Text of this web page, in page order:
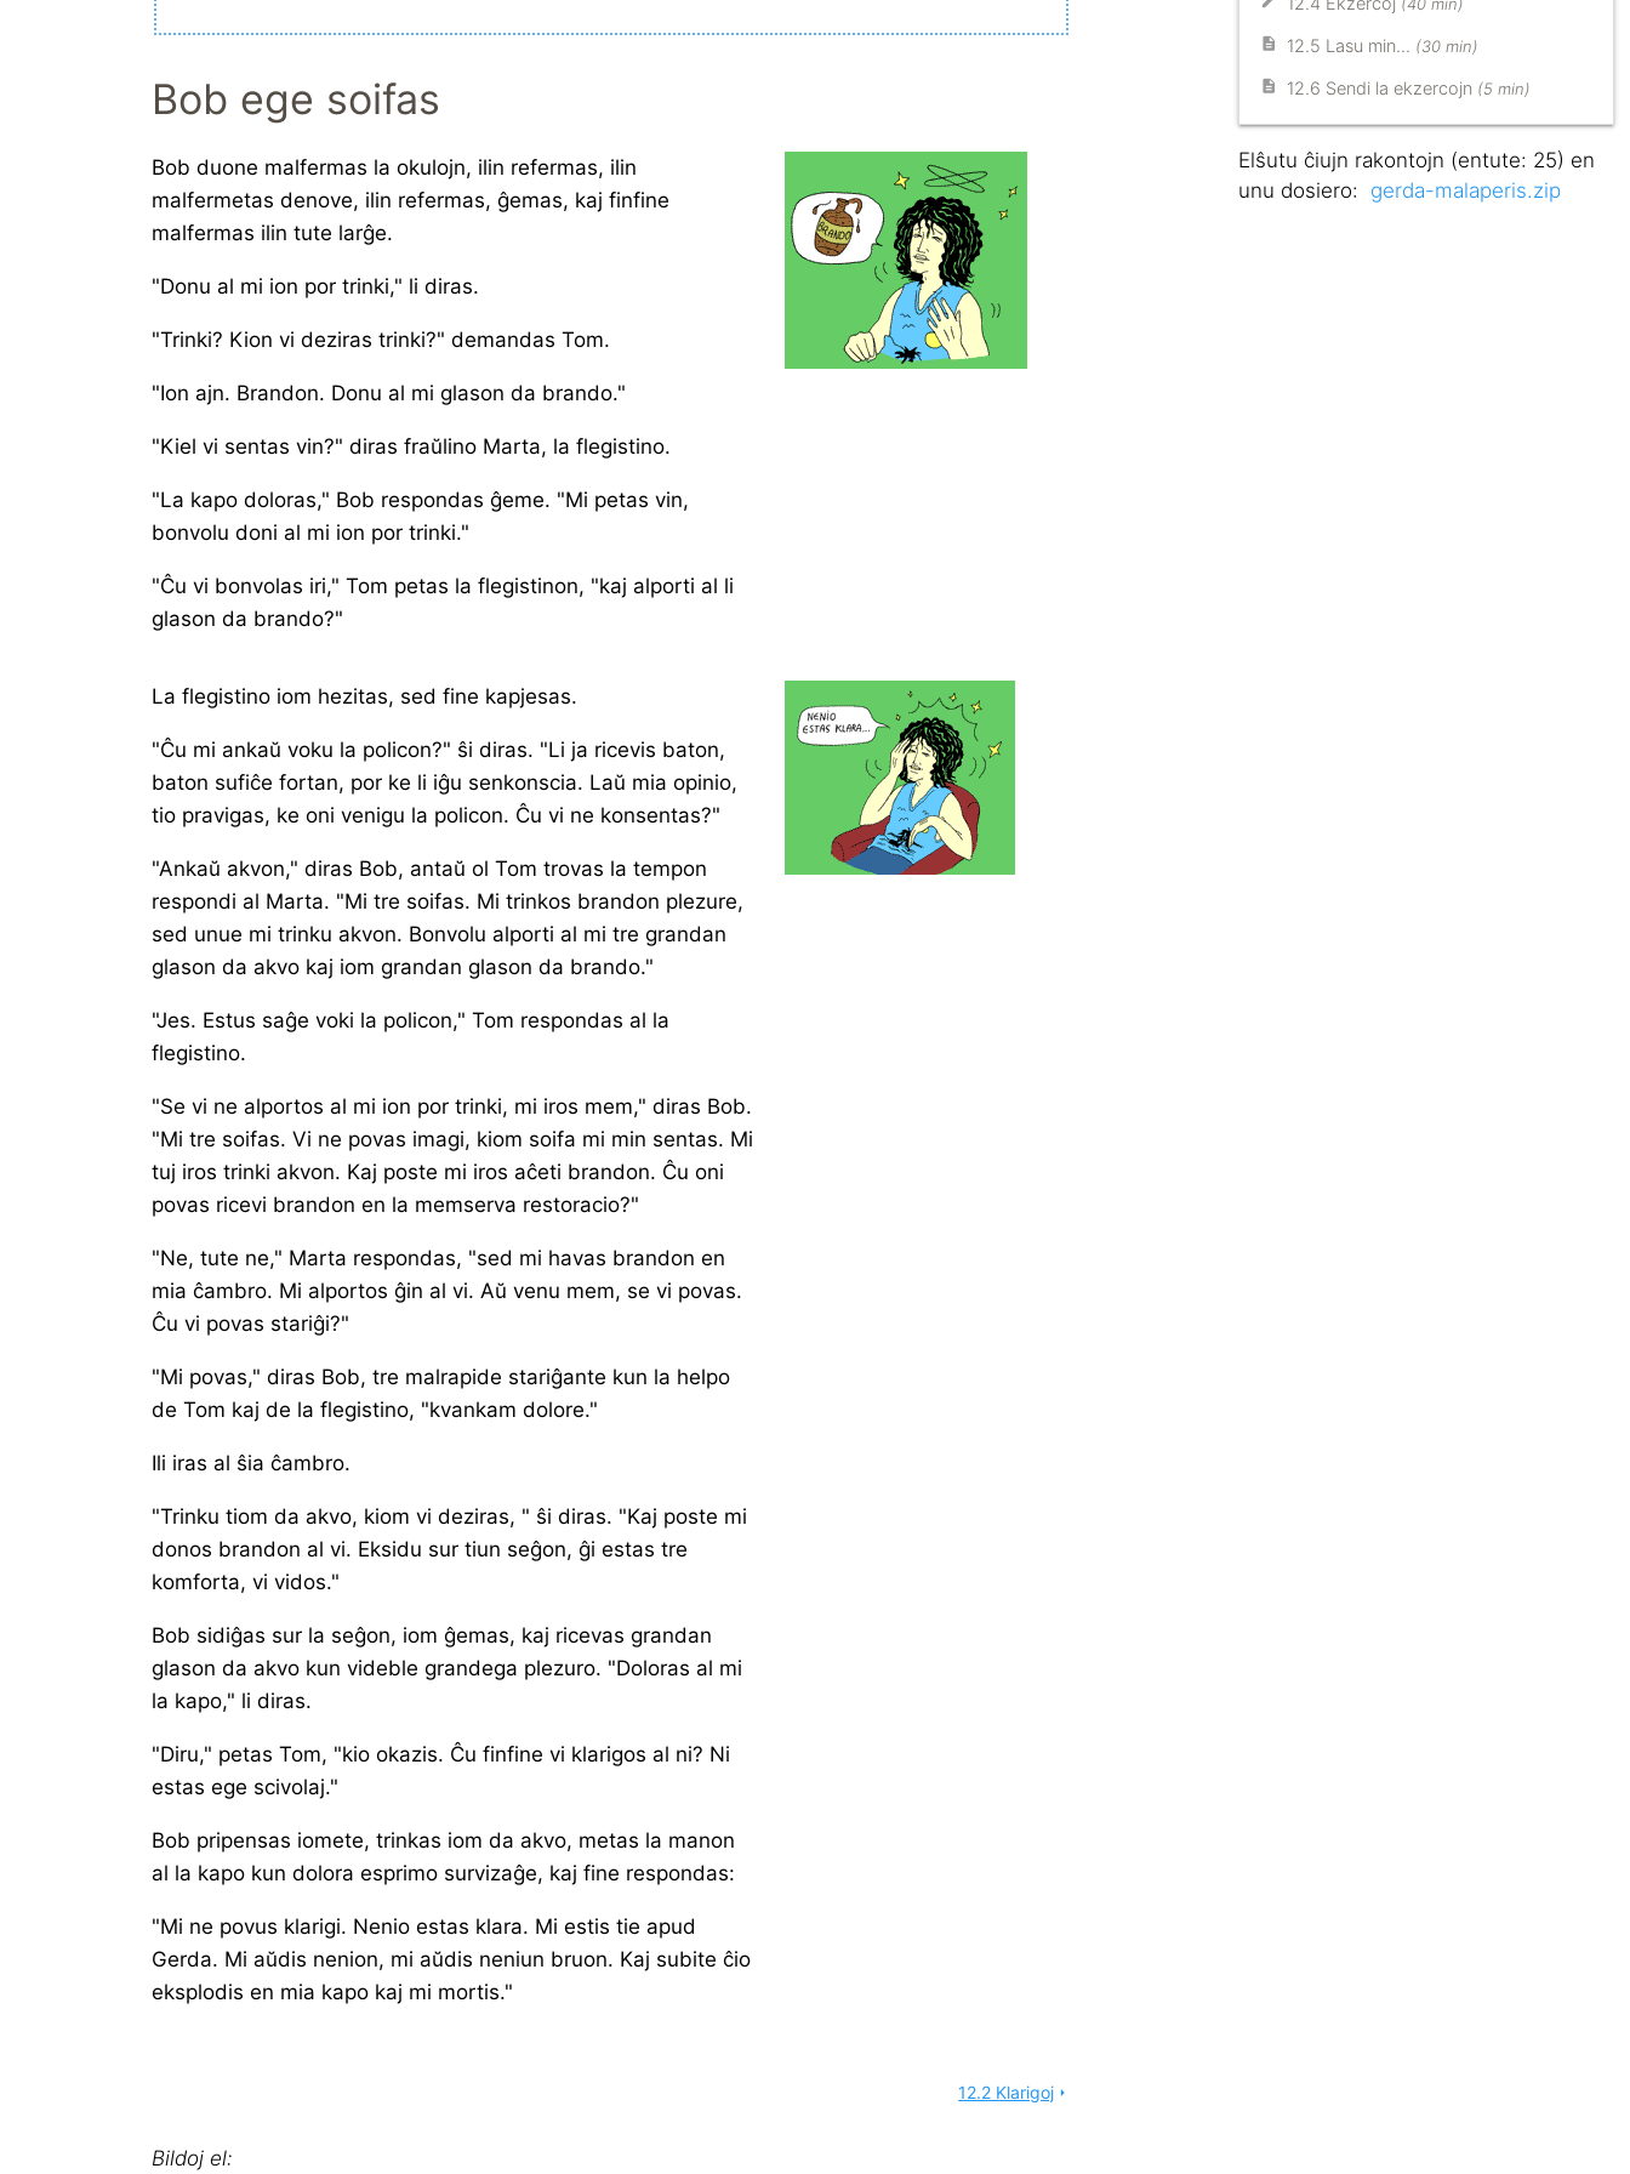
Bob ege soifas
Bob duone malfermas la okulojn, ilin refermas, ilin
malfermetas denove, ilin refermas, ĝemas, kaj finfine
malfermas ilin tute larĝe.
"Donu al mi ion por trinki," li diras.
"Trinki? Kion vi deziras trinki?" demandas Tom.
"Ion ajn. Brandon. Donu al mi glason da brando."
"Kiel vi sentas vin?" diras fraŭlino Marta, la flegistino.
"La kapo doloras," Bob respondas ĝeme. "Mi petas vin,
bonvolu doni al mi ion por trinki."
"Ĉu vi bonvolas iri," Tom petas la flegistinon, "kaj alporti al li
glason da brando?"
La flegistino iom hezitas, sed fine kapjesas.
"Ĉu mi ankaŭ voku la policon?" ŝi diras. "Li ja ricevis baton,
baton sufiĉe fortan, por ke li iĝu senkonscia. Laŭ mia opinio,
tio pravigas, ke oni venigu la policon. Ĉu vi ne konsentas?"
"Ankaŭ akvon," diras Bob, antaŭ ol Tom trovas la tempon
respondi al Marta. "Mi tre soifas. Mi trinkos brandon plezure,
sed unue mi trinku akvon. Bonvolu alporti al mi tre grandan
glason da akvo kaj iom grandan glason da brando."
"Jes. Estus saĝe voki la policon," Tom respondas al la
flegistino.
"Se vi ne alportos al mi ion por trinki, mi iros mem," diras Bob.
"Mi tre soifas. Vi ne povas imagi, kiom soifa mi min sentas. Mi
tuj iros trinki akvon. Kaj poste mi iros aĉeti brandon. Ĉu oni
povas ricevi brandon en la memserva restoracio?"
"Ne, tute ne," Marta respondas, "sed mi havas brandon en
mia ĉambro. Mi alportos ĝin al vi. Aŭ venu mem, se vi povas.
Ĉu vi povas stariĝi?"
"Mi povas," diras Bob, tre malrapide stariĝante kun la helpo
de Tom kaj de la flegistino, "kvankam dolore."
Ili iras al ŝia ĉambro.
"Trinku tiom da akvo, kiom vi deziras, " ŝi diras. "Kaj poste mi
donos brandon al vi. Eksidu sur tiun seĝon, ĝi estas tre
komforta, vi vidos."
Bob sidiĝas sur la seĝon, iom ĝemas, kaj ricevas grandan
glason da akvo kun videble grandega plezuro. "Doloras al mi
la kapo," li diras.
"Diru," petas Tom, "kio okazis. Ĉu finfine vi klarigos al ni? Ni
estas ege scivolaj."
Bob pripensas iomete, trinkas iom da akvo, metas la manon
al la kapo kun dolora esprimo survizaĝe, kaj fine respondas:
"Mi ne povus klarigi. Nenio estas klara. Mi estis tie apud
Gerda. Mi aŭdis nenion, mi aŭdis neniun bruon. Kaj subite ĉio
eksplodis en mia kapo kaj mi mortis."
12.2 Klarigoj arrow_right
12.5 Lasu min… (30 min)
12.6 Sendi la ekzercojn (5 min)
Elŝutu ĉiujn rakontojn (entute: 25) en
unu dosiero: gerda-malaperis.zip
Bildoj el: